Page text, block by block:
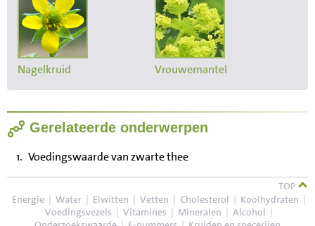
Nagelkruid Vrouwemantel
Gerelateerde onderwerpen
Voedingswaarde van zwarte thee
TOP
Energie | Water | Eiwitten | Vetten | Cholesterol | Koolhydraten |
Voedingsvezels | Vitamines | Mineralen | Alcohol |